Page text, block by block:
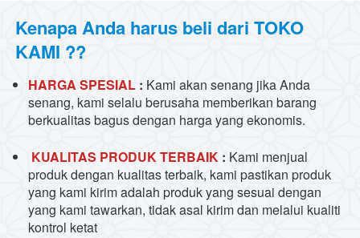
Kenapa Anda harus beli dari TOKO
KAMI ??
HARGA SPESIAL : Kami akan senang jika Anda
senang, kami selalu berusaha memberikan barang
berkualitas bagus dengan harga yang ekonomis.
KUALITAS PRODUK TERBAIK : Kami menjual
produk dengan kualitas terbaik, kami pastikan produk
yang kami kirim adalah produk yang sesuai dengan
yang kami tawarkan, tidak asal kirim dan melalui kualiti
kontrol ketat